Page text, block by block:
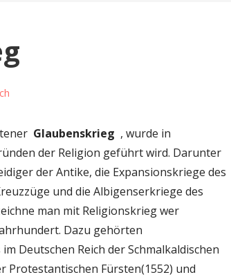
Glaubenskrieg , wurde in
der Religion geführt wird. Darunter
der Antike, die Expansionskriege des
und die Albigenserkriege des
man mit Religionskrieg wer
Dazu gehörten
Deutschen Reich der Schmalkaldischen
Protestantischen Fürsten(1552) und